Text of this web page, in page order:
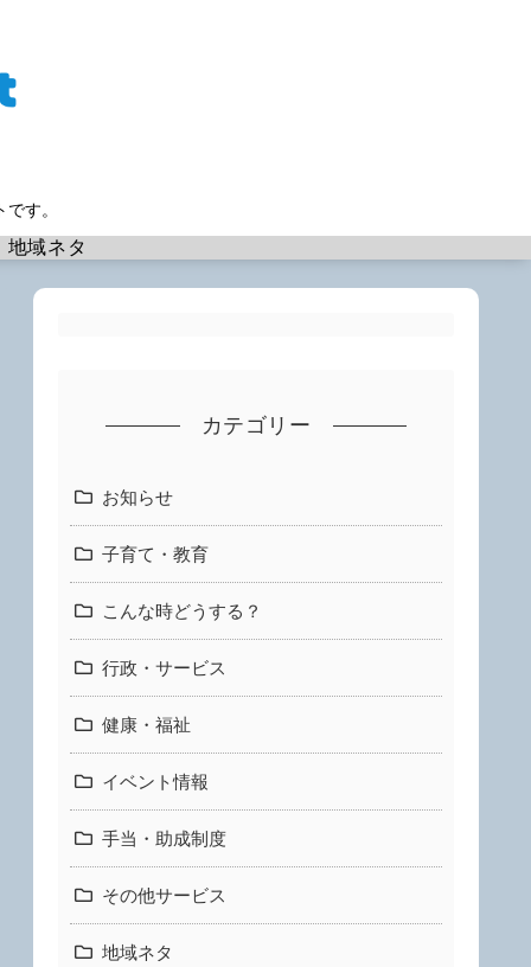
す。
地域ネタ
カテゴリー
お知らせ
子育て・教育
こんな時どうする？
行政・サービス
健康・福祉
イベント情報
手当・助成制度
その他サービス
地域ネタ